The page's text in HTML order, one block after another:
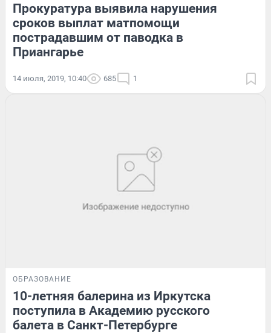
Прокуратура выявила нарушения
сроков выплат матпомощи
пострадавшим от паводка в
Приангарье
14 июля, 2019, 10:40 685 1
ОБРАЗОВАНИЕ
10-летняя балерина из Иркутска
поступила в Академию русского
балета в Санкт-Петербурге